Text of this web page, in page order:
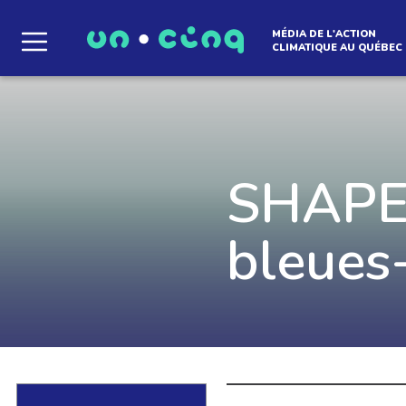
Le média qui
Que des solutions concrètes et inspirantes.
notre infolettre pour découvrir des initiatives
qui créent le mouvement.
MÉDIA DE L'ACTION
CLIMATIQUE AU QUÉBEC